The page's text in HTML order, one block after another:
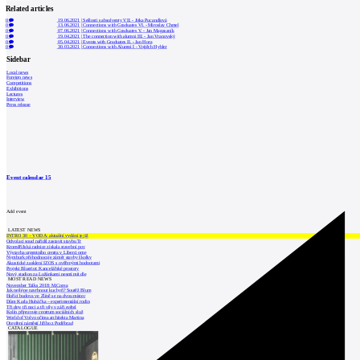
Related articles
0 19.06.2021 |Sešlosti s absolventy VII. - Jitka Pucandlová
0 13.06.2021 |Connections with Graduates VI. - Miroslav Chmel
0
07.06.2021 |Connections with Graduates V. - Jan Magasaník
0
19.04.2021 |The connection with alumni III. - Jan Vranovský
0
05.04.2021 |Events with Graduates II. - Jan Hora
0
30.03.2021 |Connections with Alumni I - Vojtěch Hybler
Sidebar
Local news
Foreign news
Competitions
Exhibitions
Lectures
Interview
Press release
Event calendar15
Add event
LATEST NEWS
INTRO 30 – VODA: aktuální vydání je již
Odvolací soud nařídil zastavit stavbu Tr
Kroměřížská radnice získala stavební pov
Výstavba urgentního centra v Liberci ome
Nymburk přehodnocuje záměr stavby školky
Akustické zasklení IZOS s ověřenými hodnotami
Projekt Blueriot: Kancelářské prostory
Nový stadion za Lužánkami nesmí mít dle
MOST READ NEWS
November Talks 2018: M.Corea
Jak nejlépe navrhnout kuchyň? Soutěž Blum
Hořící budova ve Zlíně se na dvou místec
Dům Karla Hubáčka – experimentální rodin
Tři dny, tři noci a tři vily v záři světel
Kolín připravuje centrum sociálních služ
World of Volvo očima architekta Martina
Otevření náměstí Jiřího z Poděbrad
CATALOGUE